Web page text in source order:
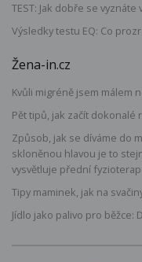
TEST: Jak dobře se vyznáte
Výsledky testu EQ: Co
Žena-in.cz
Kvůli migréně jsem málem
Pět tipů, jak začít
Způsob, jak se díváme do
skloněnou hlavou je to
vysvětluje přední
Tipy maminek, jak na
Jídlo jako palivo pro běžce: